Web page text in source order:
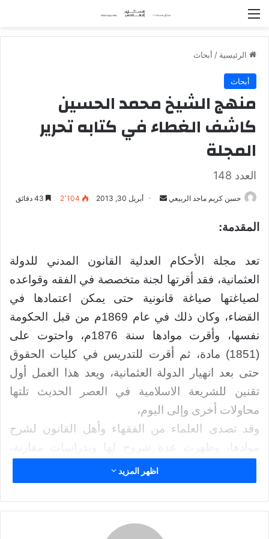
الرئيسية / أبحاث
أبحاث
منهج الشيخ محمد الحسين
كاشف الغطاء في كتابه تحرير
المجلة
العدد 148
حسن كريم ماجد الربيعي
ب
ي
د
ل
ك
ت
ر
ن
ي
أبريل 30, 2013 2٬104
المقدمة:
تعد مجلة الأحكام العدلية القانون المدني للدولة
العثمانية، فقد أقرتها لجنة متخصصة في الفقه وقواعده
لصياغتها صياغة قانونية حتى يمكن اعتمادها في
القضاء، وكان ذلك في عام 1869م من قبل الحكومة
نفسها، وأقرت موادها سنة 1876م، واحتوت على
(1851) مادة، ثم أقرت للتدريس في كليات الحقوق
حتى بعد انهيار الدولة العثمانية، ويعد هذا العمل أول
تقنين للشريعة الاسلامية في العصر الحديث تلتها
محاولات أخرى وإلى اليوم،
وقد تصدى العلماء من الفقهاء وأهل القانون لشرح
موادها، وظهرت عدة شروح لها وبدراسات مقارنة،
ولكن لم يظهر شرح يبين رأي الإمامية في هذه المواد –
التي أعدت على شكل قانون للبلدان التابعة للدولة
العثمانية المترامية الأطراف- إلا من قبل العلامة الشيخ
محمد الحسين كاشف الغطاء -رحمه الله- وبطلب من
اظهر المزيد